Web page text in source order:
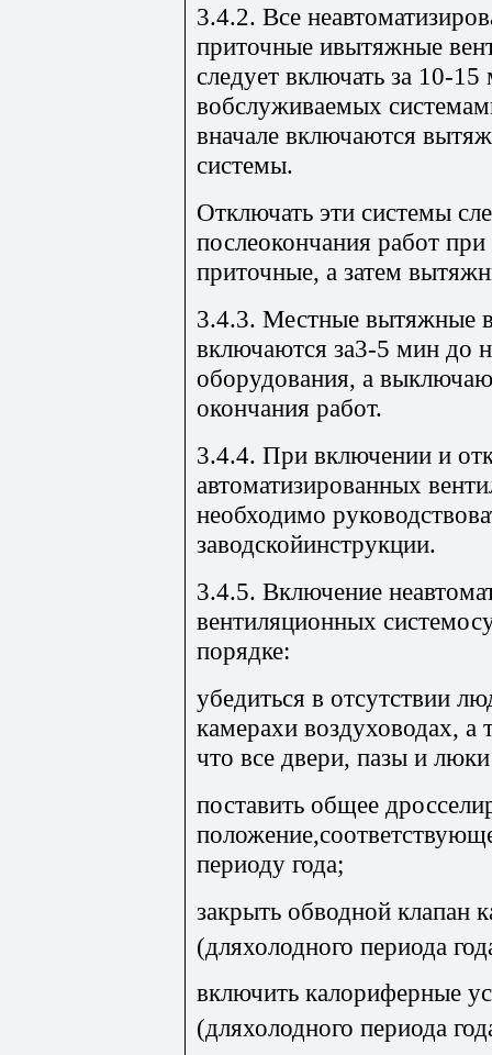
3.4.2. Все
приточные ивытяжные
следует включать за 10-
вобслуживаемых
вначале включаются
системы.
Отключать эти системы
послеокончания работ
приточные, а затем
3.4.3. Местные вытяжные
включаются за3-5 мин до
оборудования, а
окончания работ.
3.4.4. При включении и
автоматизированных
необходимо
заводскойинструкции.
3.4.5. Включение
вентиляционных
порядке:
убедиться в отсутствии
камерахи воздуховодах, а
что все двери, пазы и
поставить общее
периоду года;
закрыть обводной клапан
(дляхолодного периода
включить калориферные
(дляхолодного периода